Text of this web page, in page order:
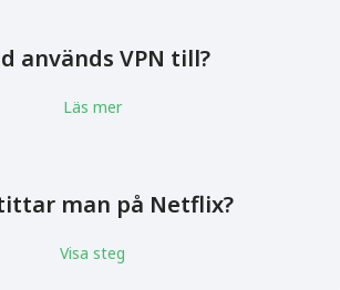
används VPN till?
Läs mer
man på Netflix?
Visa steg